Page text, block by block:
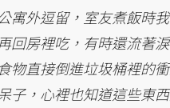
寓外逗留，室友煮飯時
回房裡吃，有時還流著
物直接倒進垃圾桶裡的
子，心裡也知道這些東